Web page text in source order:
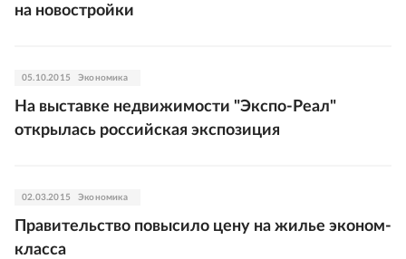
на новостройки
05.10.2015 Экономика
На выставке недвижимости "Экспо-Реал"
открылась российская экспозиция
02.03.2015 Экономика
Правительство повысило цену на жилье эконом-
класса